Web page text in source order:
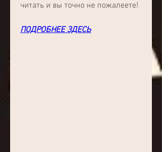
читать и вы точно не пожалеете!
ПОДРОБНЕЕ ЗДЕСЬ